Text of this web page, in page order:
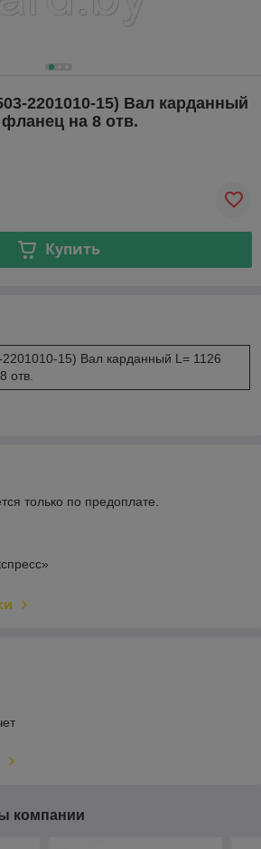
2201010-15) Вал карданный
на 8 отв.
Купить
15) Вал карданный L= 1126
отв.
только по предоплате.
компании